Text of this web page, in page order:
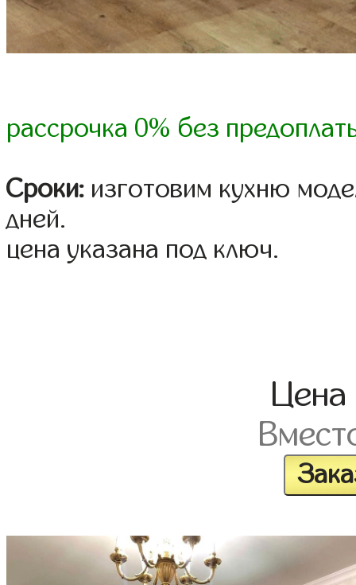
рассрочка 0% без
Сроки: изготовим кухню
дней.
цена указана под ключ.
Цена